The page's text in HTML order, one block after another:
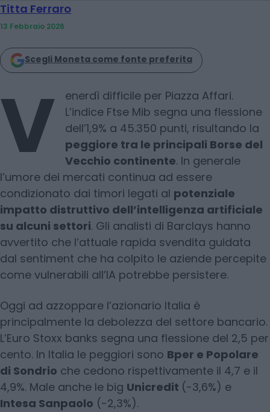
Titta Ferraro
13 Febbraio 2026
Scegli Moneta come fonte preferita
V
enerdì difficile per Piazza Affari.
L’indice Ftse Mib segna una flessione
dell’1,9% a 45.350 punti, risultando la
peggiore tra le principali Borse del
Vecchio continente. In generale
l’umore dei mercati continua ad essere
condizionato dai timori legati al potenziale
impatto distruttivo dell’intelligenza artificiale
su alcuni settori. Gli analisti di Barclays hanno
avvertito che l’attuale rapida svendita guidata
dal sentiment che ha colpito le aziende percepite
come vulnerabili all’IA potrebbe persistere.
Oggi ad azzoppare l’azionario Italia è
principalmente la debolezza del settore bancario.
L’Euro Stoxx banks segna una flessione del 2,5 per
cento. In Italia le peggiori sono Bper e Popolare
di Sondrio che cedono rispettivamente il 4,7 e il
4,9%. Male anche le big Unicredit (-3,6%) e
Intesa Sanpaolo (-2,3%).